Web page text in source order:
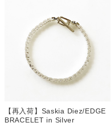
【再入荷】Saskia Diez/EDGE
BRACELET in Silver